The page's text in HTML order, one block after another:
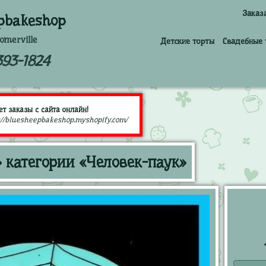
1824
Детские торты Свадебные
заказы с сайта онлайн!
bluesheepbakeshop.myshopify.com/
«Человек-паук»